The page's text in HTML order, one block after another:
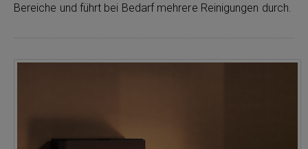
Bereiche und führt bei Bedarf mehrere Reinigungen durch.